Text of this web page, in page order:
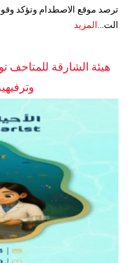
ترصد موقع الاصطدام وتؤكد
الت...
المزيد
هيئة الشارقة للمتاحف